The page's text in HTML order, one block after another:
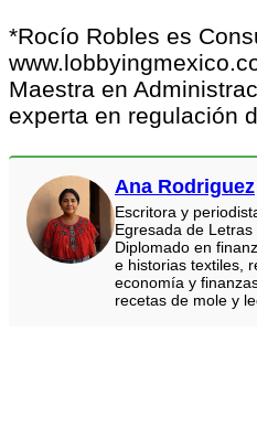
*Rocío Robles es
Maestra en
experta en regulación
Ana Rodriguez
Escritora y
Egresada de Letras
Diplomado en
e historias textiles,
economía y
recetas de mole y